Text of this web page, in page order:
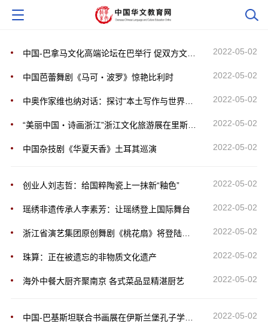
中国-巴拿马文化高端论坛在巴举行 促双方文化发展 2022-05-02
中国芭蕾舞剧《马可・波罗》惊艳比利时 2022-05-02
中奥作家维也纳对话：探讨“本土写作与世界想象” 2022-05-02
“美丽中国・诗画浙江”浙江文化旅游展在里斯本开幕 2022-05-02
中国杂技剧《华夏天香》土耳其巡演 2022-05-02
创业人刘志哲：给国粹陶瓷上一抹新“釉色” 2022-05-02
瑶绣非遗传承人李素芳：让瑶绣登上国际舞台 2022-05-02
浙江省演艺集团原创舞剧《桃花扇》将登陆澳大利亚 2022-05-02
珠算：正在被遗忘的非物质文化遗产 2022-05-02
海外中餐大厨齐聚南京 各式菜品显精湛厨艺 2022-05-02
中国-巴基斯坦联合书画展在伊斯兰堡孔子学院展出 2022-05-02